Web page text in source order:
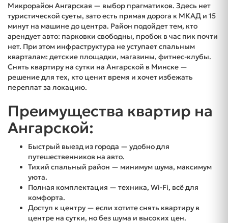
Микрорайон Ангарская — выбор прагматиков. Здесь нет
туристической суеты, зато есть прямая дорога к МКАД и 15
минут на машине до центра. Район подойдет тем, кто
арендует авто: парковки свободны, пробок в час пик почти
нет. При этом инфраструктура не уступает спальным
кварталам: детские площадки, магазины, фитнес-клубы.
Снять квартиру на сутки на Ангарской в Минске —
решение для тех, кто ценит время и хочет избежать
переплат за локацию.
Преимущества квартир на
Ангарской:
Быстрый выезд из города — удобно для
путешественников на авто.
Тихий спальный район — минимум шума, максимум
уюта.
Полная комплектация — техника, Wi-Fi, всё для
комфорта.
Доступ к центру — если хотите снять квартиру в
центре на сутки, но без шума и высоких цен.